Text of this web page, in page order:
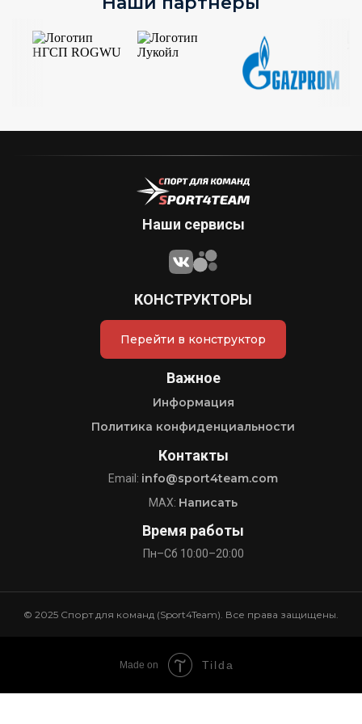
Наши сервисы
КОНСТРУКТОРЫ
Перейти в конструктор
Важное
Информация
Политика конфиденциальности
Контакты
Email: info@sport4team.com
MAX: Написать
Время работы
Пн–Сб 10:00–20:00
© 2025 Спорт для команд (Sport4Team). Все права защищены.
Made on Tilda